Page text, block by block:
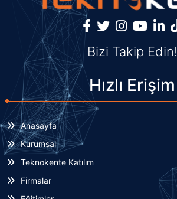
Bizi Takip Edin!
Hızlı Erişim
Anasayfa
Kurumsal
Teknokente Katılım
Firmalar